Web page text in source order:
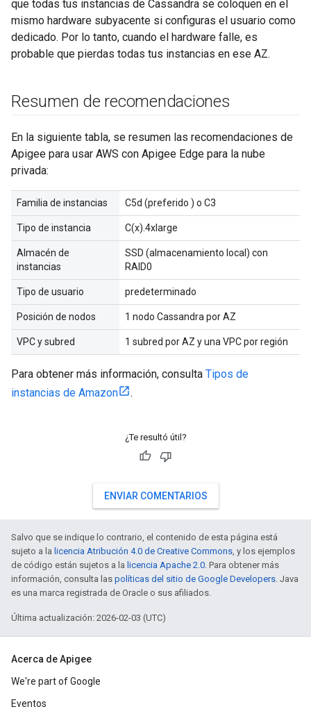
que todas tus instancias de Cassandra se coloquen en el
mismo hardware subyacente si configuras el usuario como
dedicado. Por lo tanto, cuando el hardware falle, es
probable que pierdas todas tus instancias en ese AZ.
Resumen de recomendaciones
En la siguiente tabla, se resumen las recomendaciones de
Apigee para usar AWS con Apigee Edge para la nube
privada:
Familia de instancias C5d (preferido ) o C3
Tipo de instancia C(x).4xlarge
Almacén de
instancias
SSD (almacenamiento local) con
RAID0
Tipo de usuario predeterminado
Posición de nodos 1 nodo Cassandra por AZ
VPC y subred 1 subred por AZ y una VPC por región
Para obtener más información, consulta Tipos de
instancias de Amazon
.
¿Te resultó útil?
ENVIAR COMENTARIOS
Salvo que se indique lo contrario, el contenido de esta página está
sujeto a la licencia Atribución 4.0 de Creative Commons, y los ejemplos
de código están sujetos a la licencia Apache 2.0. Para obtener más
información, consulta las políticas del sitio de Google Developers. Java
es una marca registrada de Oracle o sus afiliados.
Última actualización: 2026-02-03 (UTC)
Acerca de Apigee
We're part of Google
Eventos